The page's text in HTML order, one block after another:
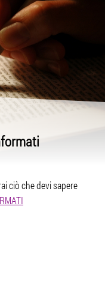
informati
ciò che devi sapere